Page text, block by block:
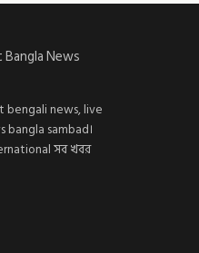
bengali news, live
bangla sambad।
সব খবর